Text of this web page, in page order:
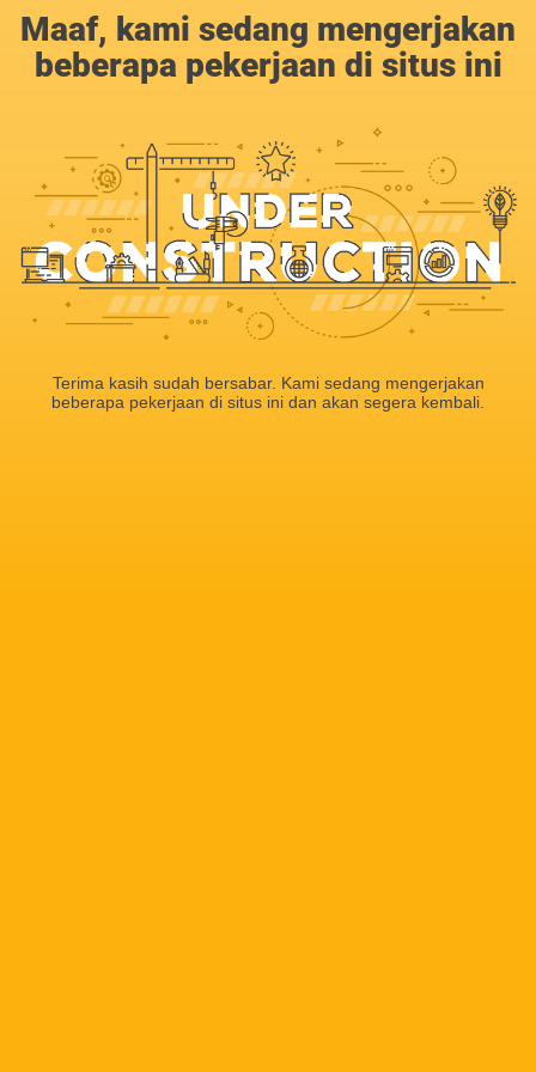
Maaf, kami sedang mengerjakan
beberapa pekerjaan di situs ini
Terima kasih sudah bersabar. Kami sedang mengerjakan
beberapa pekerjaan di situs ini dan akan segera kembali.